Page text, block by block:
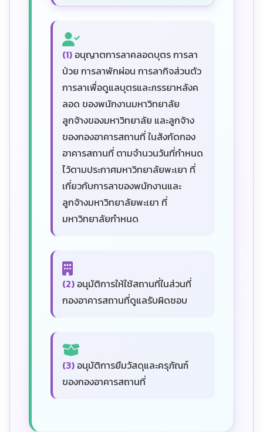
(1) อนุญาตการลาคลอดบุตร การลา
ป่วย การลาพักผ่อน การลากิจส่วนตัว
การลาเพื่อดูแลบุตรและภรรยาหลังค
ลอด ของพนักงานมหาวิทยาลัย
ลูกจ้างของมหาวิทยาลัย และลูกจ้าง
ของกองอาคารสถานที่ ในสังกัดกอง
อาคารสถานที่ ตามจำนวนวันที่กำหนด
ไว้ตามประกาศมหาวิทยาลัยพะเยา ที่
เกี่ยวกับการลาของพนักงานและ
ลูกจ้างมหาวิทยาลัยพะเยา ที่
มหาวิทยาลัยกำหนด
(2) อนุมัติการให้ใช้สถานที่ในส่วนที่
กองอาคารสถานที่ดูแลรับผิดชอบ
(3) อนุมัติการยืมวัสดุและครุภัณฑ์
ของกองอาคารสถานที่